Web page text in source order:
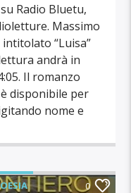
Radio Bluetu,
Massimo
“Luisa”
andrà in
Il romanzo
disponibile per
nome e
0